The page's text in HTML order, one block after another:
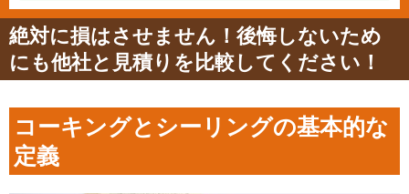
絶対に損はさせません！後悔しないため
にも他社と見積りを比較してください！
コーキングとシーリングの基本的な
定義